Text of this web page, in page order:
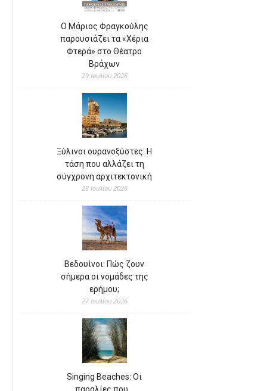
Ο Μάριος Φραγκούλης
παρουσιάζει τα «Χέρια
Φτερά» στο Θέατρο
Βράχων
29 Ιουλίου 2026
Ξύλινοι ουρανοξύστες: Η
τάση που αλλάζει τη
σύγχρονη αρχιτεκτονική
28 Ιουλίου 2026
Βεδουίνοι: Πώς ζουν
σήμερα οι νομάδες της
ερήμου;
27 Ιουλίου 2026
Singing Beaches: Οι
παραλίες που…